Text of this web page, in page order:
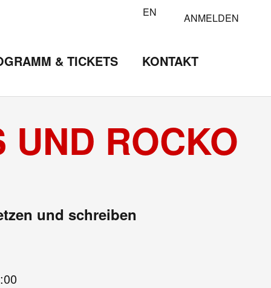
EN ANMELDEN
& TICKETS KONTAKT
ROCKO
und schreiben